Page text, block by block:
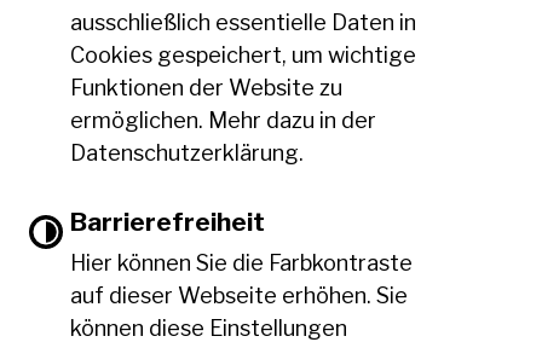
ausschließlich essentielle Daten in
Cookies gespeichert, um wichtige
Funktionen der Website zu
ermöglichen. Mehr dazu in der
Datenschutzerklärung.
Barrierefreiheit
Hier können Sie die Farbkontraste
auf dieser Webseite erhöhen. Sie
können diese Einstellungen
Freitag:
08:00 Uhr bis 12:00 Uhr
Leichte Sprache
Barrierefreie Ansicht